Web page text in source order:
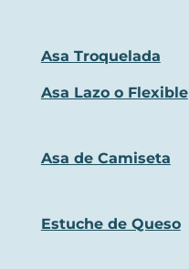
Asa Troquelada
Asa Lazo o Flexible
Asa de Camiseta
Estuche de Queso